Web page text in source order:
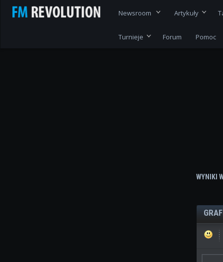
Newsroom Artykuły
Turnieje Forum Pomoc
WYNIKI